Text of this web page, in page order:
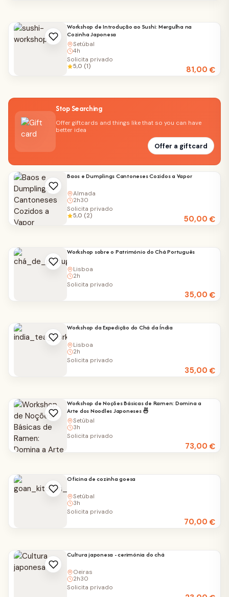
Workshop de Introdução ao Sushi: Mergulha na
Cozinha Japonesa
Setúbal
4h
81,00€
Solicita privado
5,0 (1)
Stop Searching
Offer giftcards and things like that so you can have
better idea
Offer a giftcard
Baos e Dumplings Cantoneses Cozidos a Vapor
Almada
2h30
50,00€
Solicita privado
5,0 (2)
Workshop sobre o Património do Chá Português
Lisboa
2h
35,00€
Solicita privado
Workshop da Expedição do Chá da Índia
Lisboa
2h
35,00€
Solicita privado
Workshop de Noções Básicas de Ramen: Domina a
Arte dos Noodles Japoneses 🍜
Setúbal
3h
73,00€
Solicita privado
Oficina de cozinha goesa
Setúbal
3h
70,00€
Solicita privado
Cultura japonesa - cerimónia do chá
Oeiras
2h30
Solicita privado